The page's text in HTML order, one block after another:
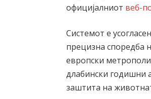
официјалниот веб-
Системот е
прецизна споредба
европски
длабински годишни
заштита на